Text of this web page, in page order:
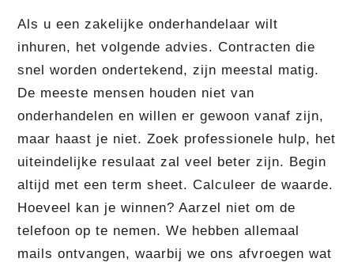
Als u een zakelijke onderhandelaar wilt
inhuren, het volgende advies. Contracten die
snel worden ondertekend, zijn meestal matig.
De meeste mensen houden niet van
onderhandelen en willen er gewoon vanaf zijn,
maar haast je niet. Zoek professionele hulp, het
uiteindelijke resulaat zal veel beter zijn. Begin
altijd met een term sheet. Calculeer de waarde.
Hoeveel kan je winnen? Aarzel niet om de
telefoon op te nemen. We hebben allemaal
mails ontvangen, waarbij we ons afvroegen wat